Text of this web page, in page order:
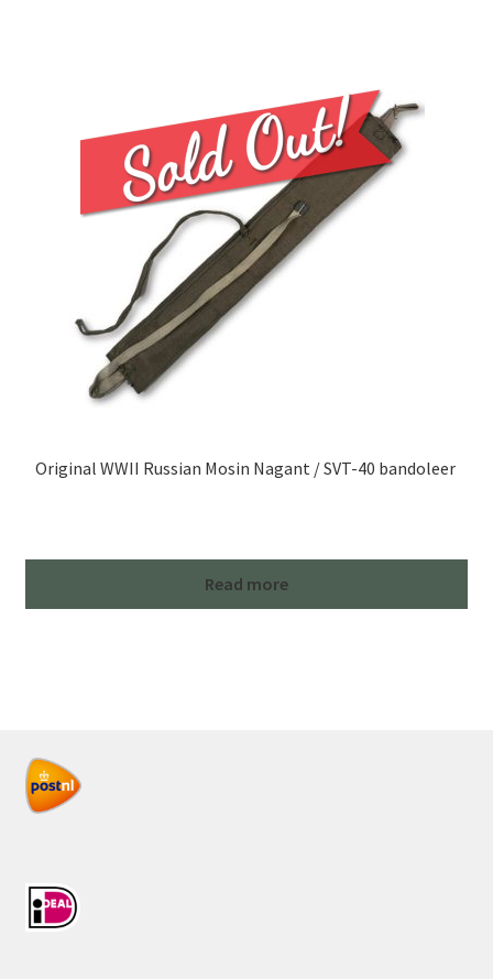
Original WWII Russian Mosin Nagant / SVT-40 bandoleer
Read more